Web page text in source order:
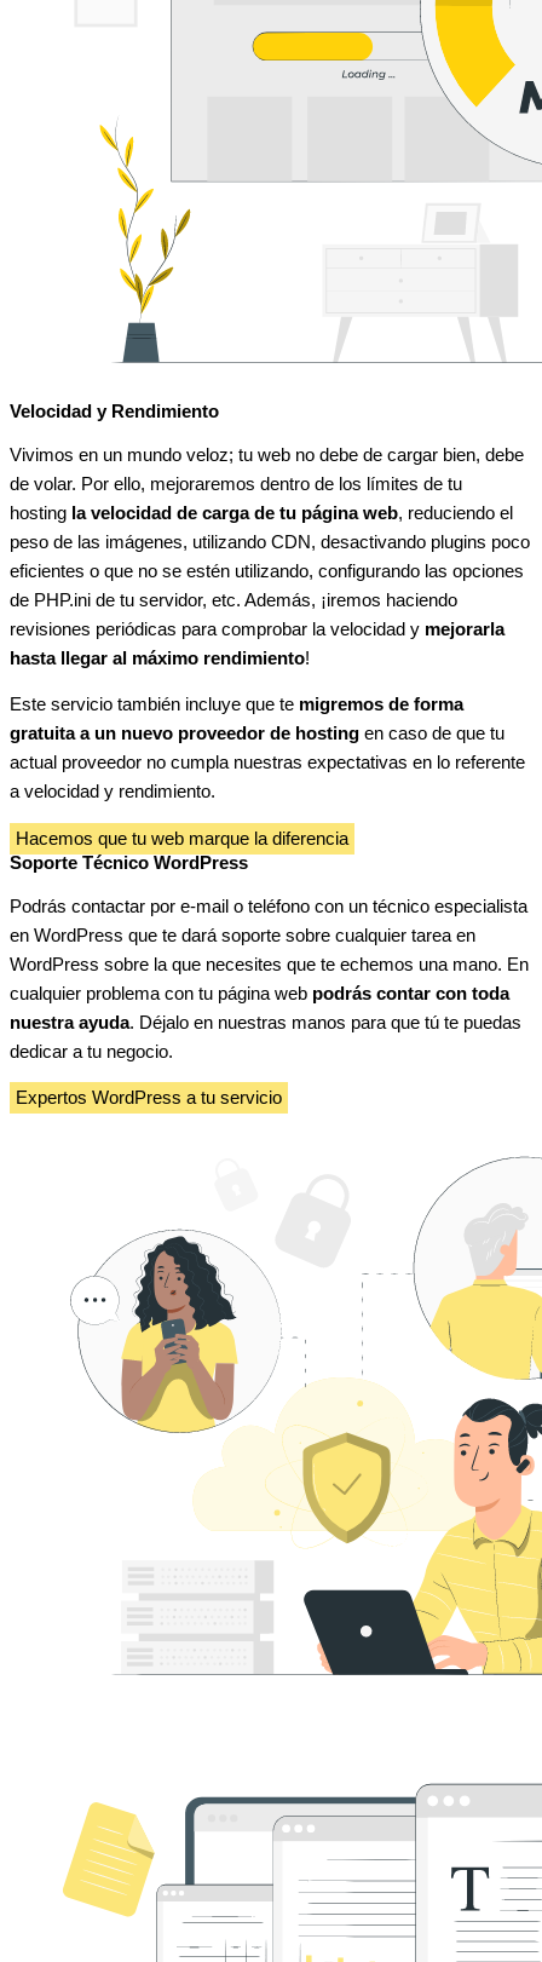
Velocidad y Rendimiento
Vivimos en un mundo veloz; tu web no debe de cargar bien, debe
de volar. Por ello, mejoraremos dentro de los límites de tu
hosting la velocidad de carga de tu página web, reduciendo el
peso de las imágenes, utilizando CDN, desactivando plugins poco
eficientes o que no se estén utilizando, configurando las opciones
de PHP.ini de tu servidor, etc. Además, ¡iremos haciendo
revisiones periódicas para comprobar la velocidad y mejorarla
hasta llegar al máximo rendimiento!
Este servicio también incluye que te migremos de forma
gratuita a un nuevo proveedor de hosting en caso de que tu
actual proveedor no cumpla nuestras expectativas en lo referente
a velocidad y rendimiento.
Hacemos que tu web marque la diferencia
Soporte Técnico WordPress
Podrás contactar por e-mail o teléfono con un técnico especialista
en WordPress que te dará soporte sobre cualquier tarea en
WordPress sobre la que necesites que te echemos una mano. En
cualquier problema con tu página web podrás contar con toda
nuestra ayuda. Déjalo en nuestras manos para que tú te puedas
dedicar a tu negocio.
Expertos WordPress a tu servicio